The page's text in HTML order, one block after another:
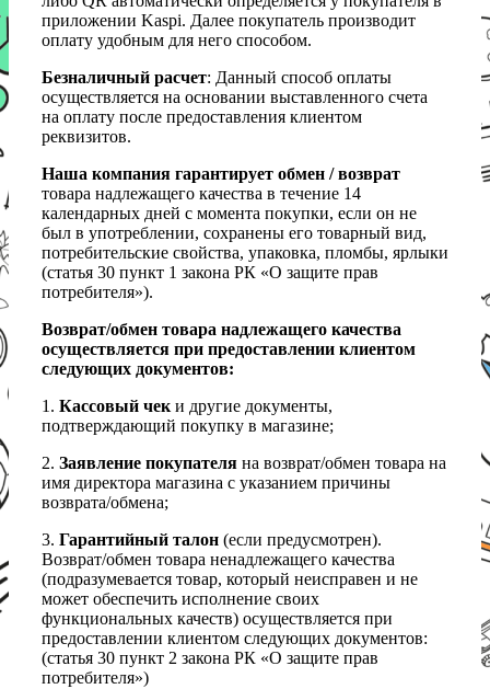
приложении Kaspi. Далее покупатель производит
оплату удобным для него способом.
Безналичный расчет: Данный способ оплаты
осуществляется на основании выставленного счета
на оплату после предоставления клиентом
реквизитов.
Наша компания гарантирует обмен / возврат
товара надлежащего качества в течение 14
календарных дней с момента покупки, если он не
был в употреблении, сохранены его товарный вид,
потребительские свойства, упаковка, пломбы, ярлыки
(статья 30 пункт 1 закона РК «О защите прав
потребителя»).
Возврат/обмен товара надлежащего качества
осуществляется при предоставлении клиентом
следующих документов:
1. Кассовый чек и другие документы,
подтверждающий покупку в магазине;
2. Заявление покупателя на возврат/обмен товара на
имя директора магазина с указанием причины
возврата/обмена;
3. Гарантийный талон (если предусмотрен).
Возврат/обмен товара ненадлежащего качества
(подразумевается товар, который неисправен и не
может обеспечить исполнение своих
функциональных качеств) осуществляется при
предоставлении клиентом следующих документов:
(статья 30 пункт 2 закона РК «О защите прав
потребителя»)